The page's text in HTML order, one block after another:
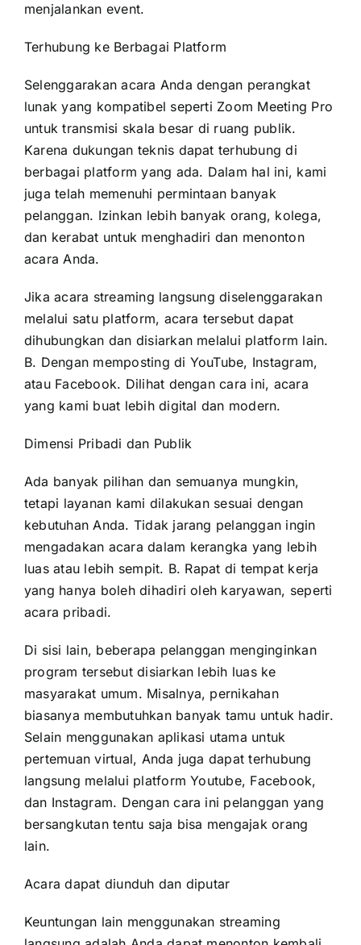
menjalankan event.
Terhubung ke Berbagai Platform
Selenggarakan acara Anda dengan perangkat
lunak yang kompatibel seperti Zoom Meeting Pro
untuk transmisi skala besar di ruang publik.
Karena dukungan teknis dapat terhubung di
berbagai platform yang ada. Dalam hal ini, kami
juga telah memenuhi permintaan banyak
pelanggan. Izinkan lebih banyak orang, kolega,
dan kerabat untuk menghadiri dan menonton
acara Anda.
Jika acara streaming langsung diselenggarakan
melalui satu platform, acara tersebut dapat
dihubungkan dan disiarkan melalui platform lain.
B. Dengan memposting di YouTube, Instagram,
atau Facebook. Dilihat dengan cara ini, acara
yang kami buat lebih digital dan modern.
Dimensi Pribadi dan Publik
Ada banyak pilihan dan semuanya mungkin,
tetapi layanan kami dilakukan sesuai dengan
kebutuhan Anda. Tidak jarang pelanggan ingin
mengadakan acara dalam kerangka yang lebih
luas atau lebih sempit. B. Rapat di tempat kerja
yang hanya boleh dihadiri oleh karyawan, seperti
acara pribadi.
Di sisi lain, beberapa pelanggan menginginkan
program tersebut disiarkan lebih luas ke
masyarakat umum. Misalnya, pernikahan
biasanya membutuhkan banyak tamu untuk hadir.
Selain menggunakan aplikasi utama untuk
pertemuan virtual, Anda juga dapat terhubung
langsung melalui platform Youtube, Facebook,
dan Instagram. Dengan cara ini pelanggan yang
bersangkutan tentu saja bisa mengajak orang
lain.
Acara dapat diunduh dan diputar
Keuntungan lain menggunakan streaming